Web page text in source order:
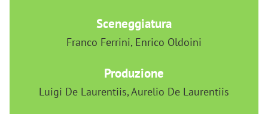
Sceneggiatura
Franco Ferrini, Enrico Oldoini
Produzione
Luigi De Laurentiis, Aurelio De Laurentiis